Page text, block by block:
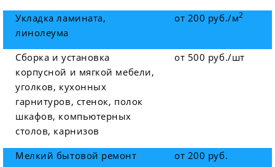
Укладка ламината,
линолеума
от 200 руб./м2
Сборка и установка
корпусной и мягкой мебели,
уголков, кухонных
гарнитуров, стенок, полок
шкафов, компьютерных
столов, карнизов
от 500 руб./шт
Мелкий бытовой ремонт от 200 руб.